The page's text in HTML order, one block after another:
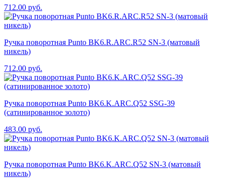
712.00 руб.
Ручка поворотная Punto BK6.R.ARC.R52 SN-3 (матовый
никель)
712.00 руб.
Ручка поворотная Punto BK6.K.ARC.Q52 SSG-39
(сатинированное золото)
483.00 руб.
Ручка поворотная Punto BK6.K.ARC.Q52 SN-3 (матовый
никель)